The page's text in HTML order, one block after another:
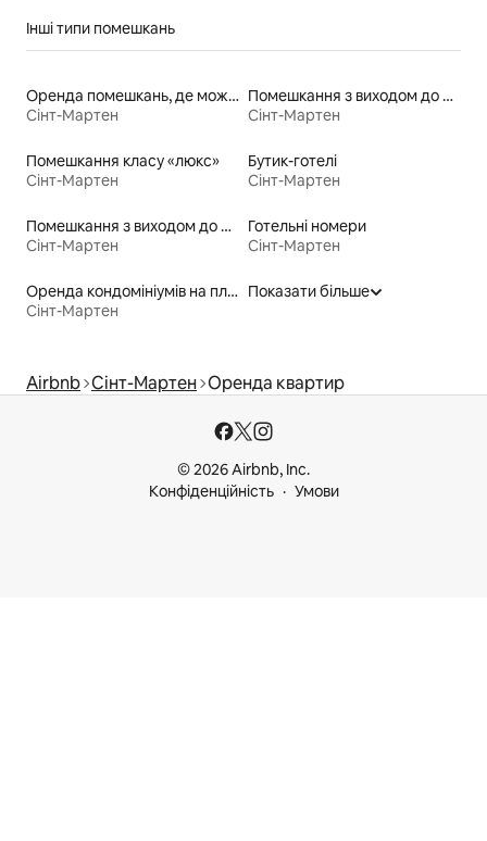
Інші типи помешкань
Оренда помешкань, де можна перебувати з домашніми тваринами
Сінт-Мартен
Помешкання з виходом до озера
Сінт-Мартен
Помешкання класу «люкс»
Сінт-Мартен
Бутик-готелі
Сінт-Мартен
Помешкання з виходом до пляжу
Сінт-Мартен
Готельні номери
Сінт-Мартен
Оренда кондомініумів на пляжі
Сінт-Мартен
Показати більше
Airbnb Сінт-Мартен Оренда квартир
© 2026 Airbnb, Inc.
Конфіденційність
Умови